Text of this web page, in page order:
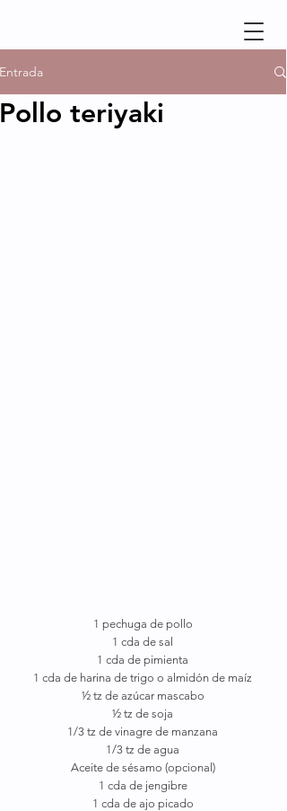
Entrada
Pollo teriyaki
1 pechuga de pollo
1 cda de sal
1 cda de pimienta
1 cda de harina de trigo o almidón de maíz
½ tz de azúcar mascabo
½ tz de soja
1/3 tz de vinagre de manzana
1/3 tz de agua
Aceite de sésamo (opcional)
1 cda de jengibre
1 cda de ajo picado